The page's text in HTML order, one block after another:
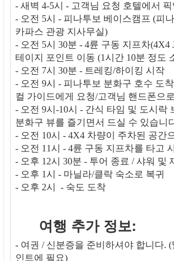
- 새벽 4-5시 - 고객님 요청 호텔에서 픽
- 오전 5시 - 피나투보 베이스캠프 (피
카파스 관광 지사무실)
- 오전 5시 30분 - 4륜 구동 지프차(4X4
테이지 포인트 이동 (1시간 10분 정도
- 오전 7시 30분 - 트레킹/하이킹 시작
- 오전 9시 - 피나투보 분화구 호수 도
컬 가이드에게 요청/고객님 핸드폰으
- 오전 9시-10시 - 간식 타임 및 도시락
분화구 뷰를 즐기면서 드실 수 있습니
- 오전 10시 - 4X4 차량이 주차된 공간
- 오전 11시 - 4륜 구동 지프차를 타고
- 오후 12시 30분 - 투어 종료 / 샤워 및
- 오후 1시 - 마닐라/클락 숙소로 복귀
- 오후 2시 - 숙도 도착
여행 추가 정보:
- 여권 / 신분증을 준비하셔야 합니다.
인트에 필요)